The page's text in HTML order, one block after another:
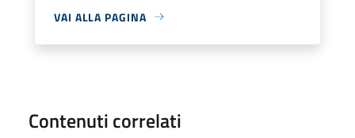
VAI ALLA PAGINA
Contenuti correlati